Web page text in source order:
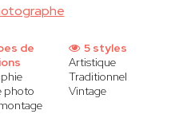
de
photo
5 styles
Artistique
Traditionnel
Vintage